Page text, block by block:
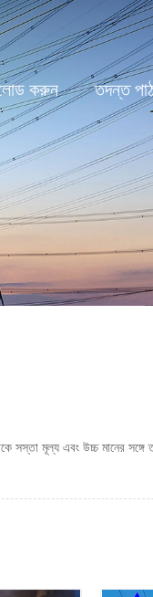
করুন তদন্ত
সস্তা মূল্য এবং উচ্চ মানের